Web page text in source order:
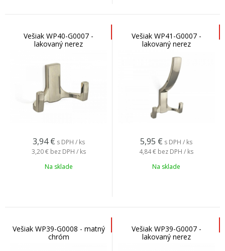
Vešiak WP40-G0007 -
lakovaný nerez
3,94 € s DPH / ks
3,20 € bez DPH / ks
Na sklade
Vešiak WP41-G0007 -
lakovaný nerez
5,95 € s DPH / ks
4,84 € bez DPH / ks
Na sklade
Vešiak WP39-G0008 - matný
chróm
Vešiak WP39-G0007 -
lakovaný nerez